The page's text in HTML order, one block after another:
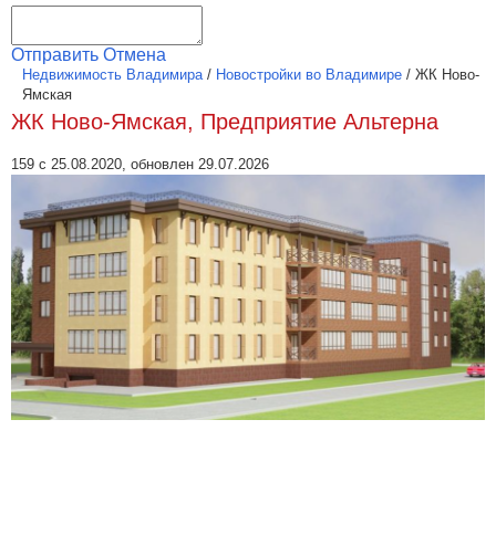
Отправить Отмена
Недвижимость Владимира/ Новостройки во Владимире / ЖК Ново-
Ямская
ЖК Ново-Ямская, Предприятие Альтерна
159 с 25.08.2020, обновлен 29.07.2026